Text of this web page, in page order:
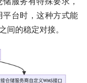
台时，这种方式能
间的稳定对接。